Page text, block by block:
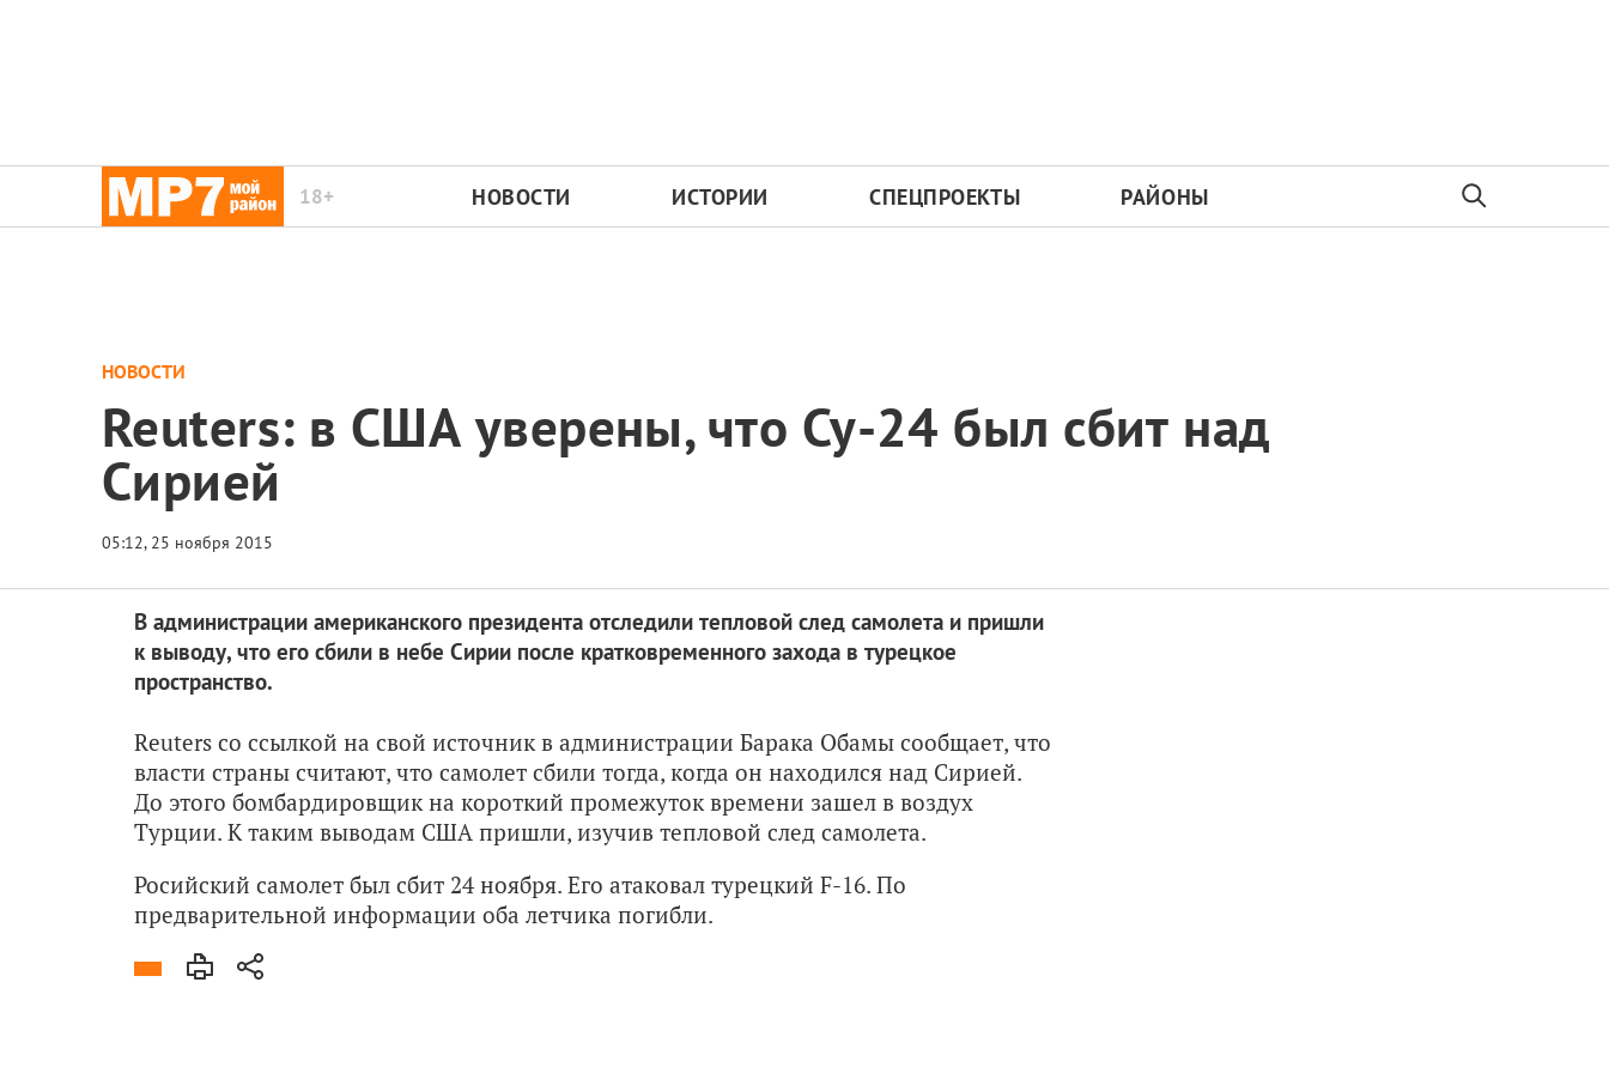
18+ НОВОСТИ ИСТОРИИ СПЕЦПРОЕКТЫ РАЙОНЫ
НОВОСТИ
Reuters: в США уверены, что Су-24 был сбит над
Сирией
В администрации американского президента отследили тепловой след самолета и пришли
к выводу, что его сбили в небе Сирии после кратковременного захода в турецкое
пространство.
Reuters со ссылкой на свой источник в администрации Барака Обамы сообщает, что
власти страны считают, что самолет сбили тогда, когда он находился над Сирией.
До этого бомбардировщик на короткий промежуток времени зашел в воздух
Турции. К таким выводам США пришли, изучив тепловой след самолета.
Росийский самолет был сбит 24 ноября. Его атаковал турецкий F-16. По
предварительной информации оба летчика погибли.